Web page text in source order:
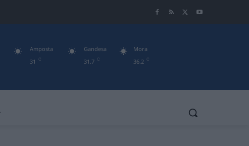
31
C
Amposta
31.7 C
Gandesa
36.2 C
Mora